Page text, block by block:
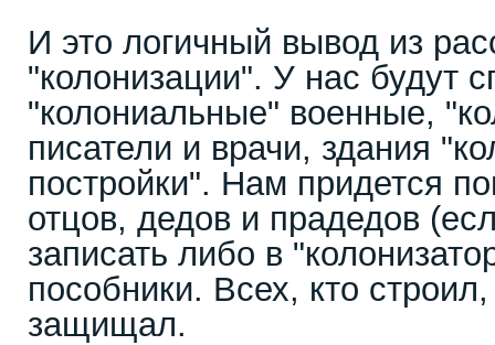
И это логичный вывод из
"колонизации". У нас будут
"колониальные" военные,
писатели и врачи, здания
постройки". Нам придется
отцов, дедов и прадедов
записать либо в
пособники. Всех, кто
защищал.